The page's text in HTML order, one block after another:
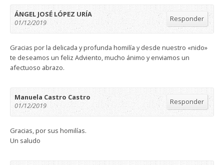
Responder
ÁNGEL JOSÉ LÓPEZ URÍA
01/12/2019
Gracias por la delicada y profunda homilía y desde nuestro «nido»
te deseamos un feliz Adviento, mucho ánimo y enviamos un
afectuoso abrazo.
Responder
Manuela Castro Castro
01/12/2019
Gracias, por sus homilías.
Un saludo